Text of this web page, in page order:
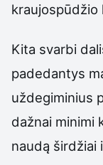
kraujospūdžio
Kita svarbi
padedantys
uždegiminius
dažnai minimi
naudą širdžiai